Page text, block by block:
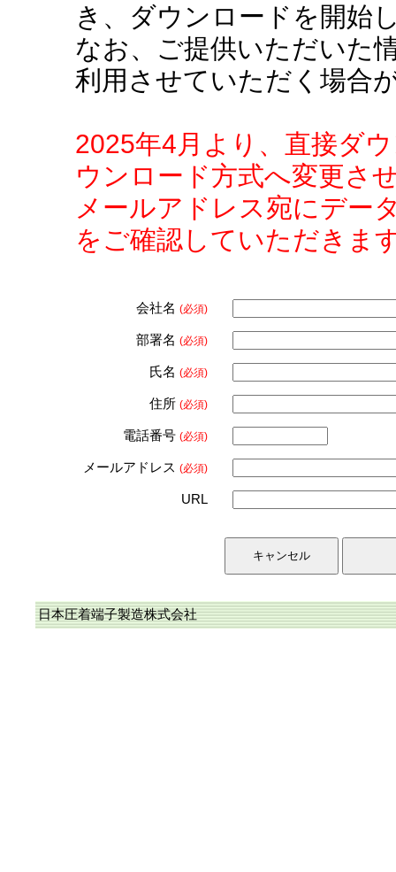
き、ダウンロードを開始
なお、ご提供いただいた
利用させていただく場合
2025年4月より、直接ダ
ウンロード方式へ変更さ
メールアドレス宛にデー
をご確認していただきま
会社名 (必須)
部署名 (必須)
氏名 (必須)
住所 (必須)
電話番号 (必須)
メールアドレス (必須)
URL
日本圧着端子製造株式会社